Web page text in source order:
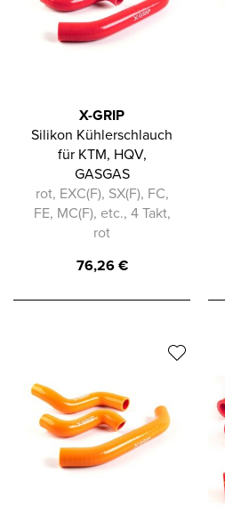
X-GRIP
Silikon Kühlerschlauch
für KTM, HQV,
GASGAS
rot, EXC(F), SX(F), FC,
FE, MC(F), etc., 4 Takt,
rot
76,26€